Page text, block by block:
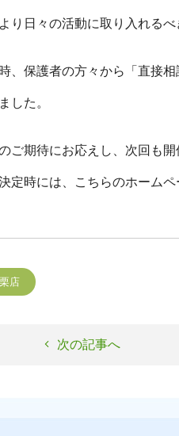
り日々の活動に取り入れる
、保護者の方々から「直接
した。
ご期待にお応えし、次回も開
定時には、こちらのホーム
店
次の記事へ